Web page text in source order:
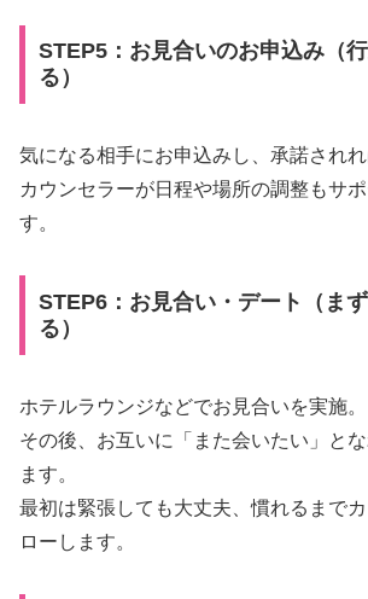
STEP5：お見合いのお申込み（
る）
気になる相手にお申込みし、承諾されれ
カウンセラーが日程や場所の調整もサ
す。
STEP6：お見合い・デート（ま
る）
ホテルラウンジなどでお見合いを実施。
その後、お互いに「また会いたい」と
ます。
最初は緊張しても大丈夫、慣れるまで
ローします。